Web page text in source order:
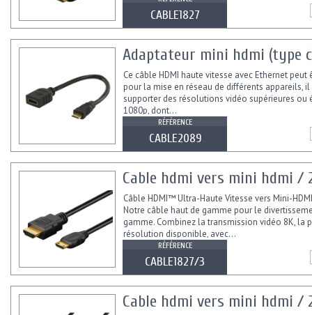
CABLE1827
Adaptateur mini hdmi (type
Ce câble HDMI haute vitesse avec Ethernet peut
pour la mise en réseau de différents appareils,
supporter des résolutions vidéo supérieures ou
1080p, dont...
RÉFÉRENCE
CABLE2089
Cable hdmi vers mini hdmi /
Câble HDMI™ Ultra-Haute Vitesse vers Mini-
Notre câble haut de gamme pour le
gamme. Combinez la transmission vidéo 8K, la
résolution disponible, avec...
RÉFÉRENCE
CABLE1827/3
Cable hdmi vers mini hdmi /